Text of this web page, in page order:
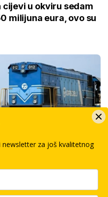
u okviru sedam
milijuna eura, ovo su
newsletter za još kvalitetnog